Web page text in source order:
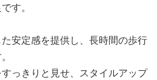
す。
安定感を提供し、長時間の歩行
っきりと見せ、スタイルアップ